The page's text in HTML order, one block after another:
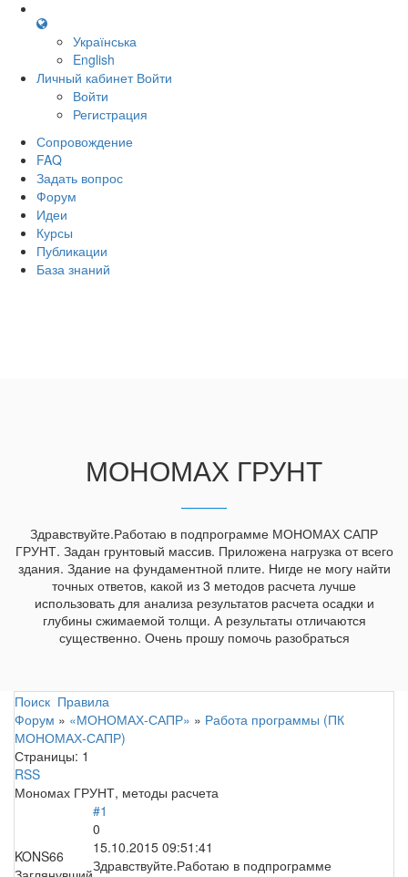
Українська
English
Личный кабинет Войти
Войти
Регистрация
Сопровождение
FAQ
Задать вопрос
Форум
Идеи
Курсы
Публикации
База знаний
МОНОМАХ ГРУНТ
Здравствуйте.Работаю в подпрограмме МОНОМАХ САПР
ГРУНТ. Задан грунтовый массив. Приложена нагрузка от всего
здания. Здание на фундаментной плите. Нигде не могу найти
точных ответов, какой из 3 методов расчета лучше
использовать для анализа результатов расчета осадки и
глубины сжимаемой толщи. А результаты отличаются
существенно. Очень прошу помочь разобраться
Поиск Правила
Форум » «МОНОМАХ-САПР» » Работа программы (ПК
МОНОМАХ-САПР)
Страницы: 1
RSS
Мономах ГРУНТ, методы расчета
KONS66
#1
0
15.10.2015 09:51:41
Здравствуйте.Работаю в подпрограмме